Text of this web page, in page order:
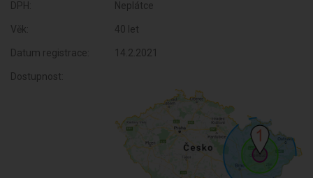
DPH: Neplátce
Věk: 40 let
Datum registrace: 14.2.2021
Dostupnost: